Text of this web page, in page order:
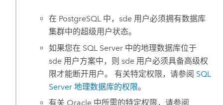
在 PostgreSQL 中，sde 用户必须拥有数据库
集群中的超级用户状态。
如果您在 SQL Server 中的地理数据库位于
sde 用户方案中，则 sde 用户必须具备高级权
限才能断开用户。 有关特定权限，请参阅 SQL
Server 地理数据库的权限。
有关 Oracle 中所需的特定权限，请参阅